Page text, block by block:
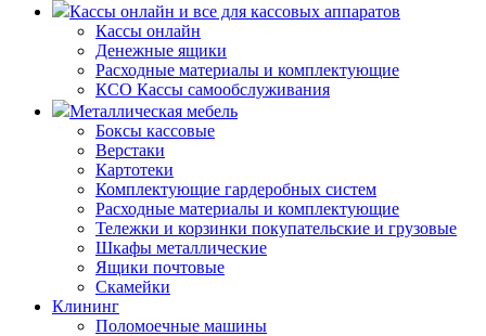
Кассы онлайн и все для кассовых аппаратов
Кассы онлайн
Денежные ящики
Расходные материалы и комплектующие
КСО Кассы самообслуживания
Металлическая мебель
Боксы кассовые
Верстаки
Картотеки
Комплектующие гардеробных систем
Расходные материалы и комплектующие
Тележки и корзинки покупательские и грузовые
Шкафы металлические
Ящики почтовые
Скамейки
Клининг
Поломоечные машины